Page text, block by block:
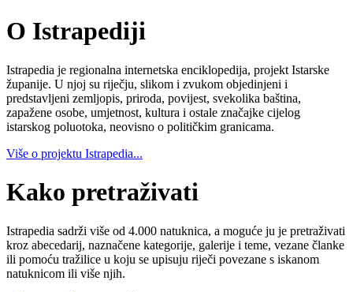
O Istrapediji
Istrapedia je regionalna internetska enciklopedija, projekt Istarske
županije. U njoj su riječju, slikom i zvukom objedinjeni i
predstavljeni zemljopis, priroda, povijest, svekolika baština,
zapažene osobe, umjetnost, kultura i ostale značajke cijelog
istarskog poluotoka, neovisno o političkim granicama.
Više o projektu Istrapedia...
Kako pretraživati
Istrapedia sadrži više od 4.000 natuknica, a moguće ju je pretraživati
kroz abecedarij, naznačene kategorije, galerije i teme, vezane članke
ili pomoću tražilice u koju se upisuju riječi povezane s iskanom
natuknicom ili više njih.